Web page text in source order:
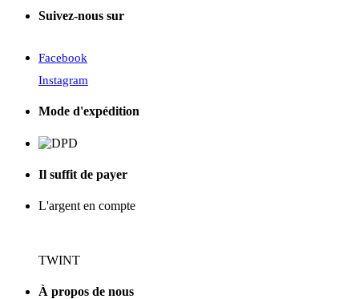
Suivez-nous sur
Facebook
Instagram
Mode d'expédition
Il suffit de payer
L'argent en compte
TWINT
À propos de nous